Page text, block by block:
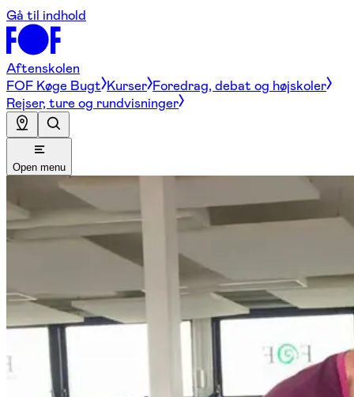
Gå til indhold
Aftenskolen
FOF Køge Bugt Kurser Foredrag, debat og højskoler
Rejser, ture og rundvisninger
Open menu